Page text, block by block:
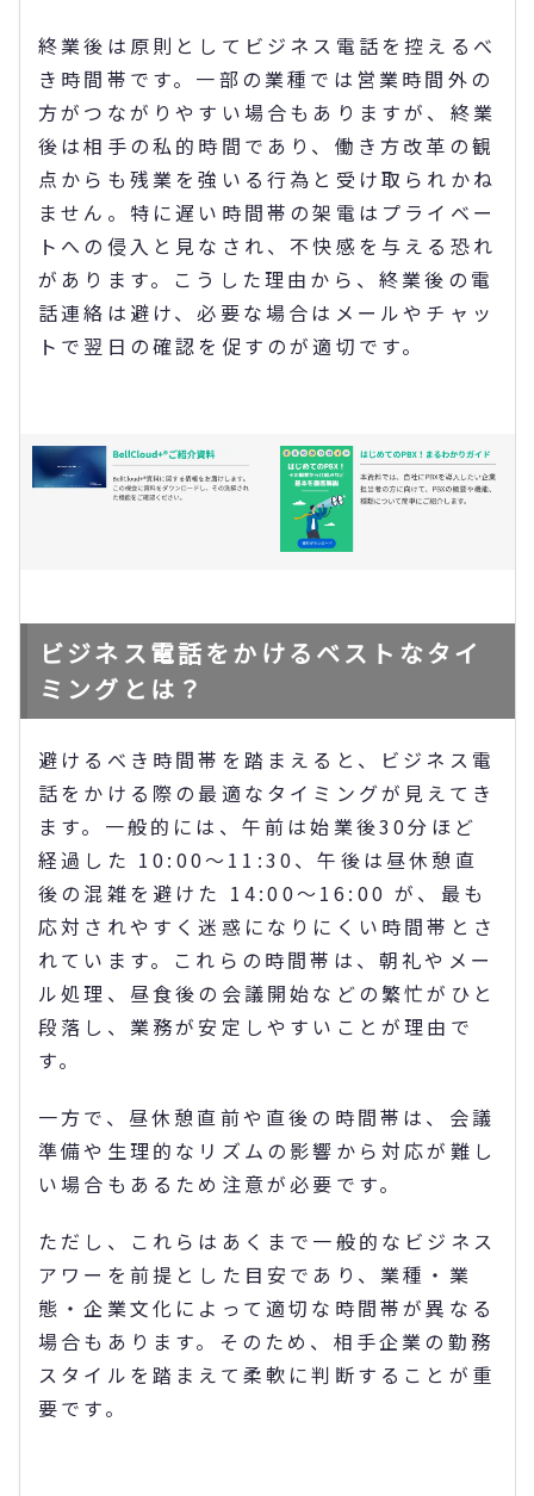
終業後は原則としてビジネス電話を控えるべ
き時間帯です。一部の業種では営業時間外の
方がつながりやすい場合もありますが、終業
後は相手の私的時間であり、働き方改革の観
点からも残業を強いる行為と受け取られかね
ません。特に遅い時間帯の架電はプライベー
トへの侵入と見なされ、不快感を与える恐れ
があります。こうした理由から、終業後の電
話連絡は避け、必要な場合はメールやチャッ
トで翌日の確認を促すのが適切です。
ビジネス電話をかけるベストなタイ
ミングとは？
避けるべき時間帯を踏まえると、ビジネス電
話をかける際の最適なタイミングが見えてき
ます。一般的には、午前は始業後30分ほど
経過した 10:00〜11:30、午後は昼休憩直
後の混雑を避けた 14:00〜16:00 が、最も
応対されやすく迷惑になりにくい時間帯とさ
れています。これらの時間帯は、朝礼やメー
ル処理、昼食後の会議開始などの繁忙がひと
段落し、業務が安定しやすいことが理由で
す。
一方で、昼休憩直前や直後の時間帯は、会議
準備や生理的なリズムの影響から対応が難し
い場合もあるため注意が必要です。
ただし、これらはあくまで一般的なビジネス
アワーを前提とした目安であり、業種・業
態・企業文化によって適切な時間帯が異なる
場合もあります。そのため、相手企業の勤務
スタイルを踏まえて柔軟に判断することが重
要です。